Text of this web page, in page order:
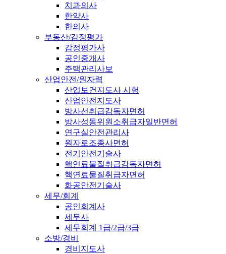
치과의사
한약사
한의사
부동산/감정평가
감정평가사
공인중개사
주택관리사보
산업안전/원자력
산업보건지도사 시험
산업안전지도사
방사선취급감독자면허
방사성동위원소취급자일반면허
연구실안전관리사
원자로조종사면허
전기안전기술사
핵연료물질취급감독자면허
핵연료물질취급자면허
화공안전기술사
세무/회계
공인회계사
세무사
세무회계 1급/2급/3급
소방/경비
경비지도사